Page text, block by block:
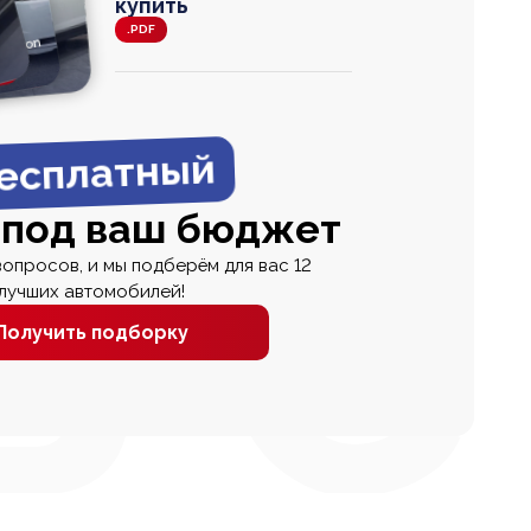
000
купить
.PDF
ваш бюджет
и мы подберём для вас 12
автомобилей!
подборку